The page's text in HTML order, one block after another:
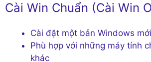
Cài Win Chuẩn (Cài Win
Cài đặt một bản Windows
Phù hợp với những máy tính
khác